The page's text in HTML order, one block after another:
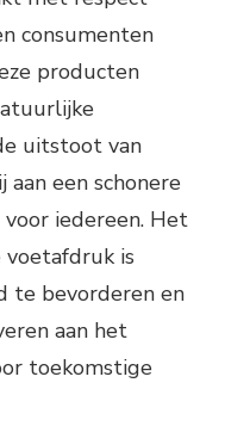
consumenten
producten
uitstoot van
aan een schonere
iedereen. Het
voetafdruk is
te bevorderen en
aan het
toekomstige